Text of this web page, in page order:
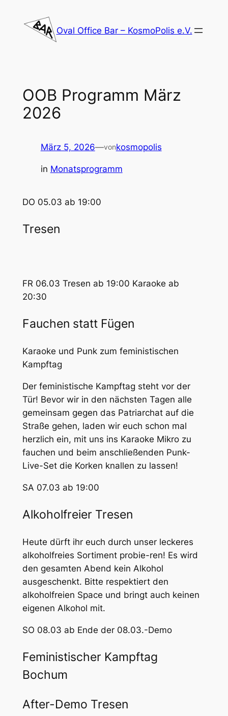
Inhalt
Oval Office Bar – KosmoPolis e.V.
OOB Programm März
2026
März 5, 2026—vonkosmopolis
in Monatsprogramm
DO 05.03 ab 19:00
Tresen
FR 06.03 Tresen ab 19:00 Karaoke ab
20:30
Fauchen statt Fügen
Karaoke und Punk zum feministischen
Kampftag
Der feministische Kampftag steht vor der
Tür! Bevor wir in den nächsten Tagen alle
gemeinsam gegen das Patriarchat auf die
Straße gehen, laden wir euch schon mal
herzlich ein, mit uns ins Karaoke Mikro zu
fauchen und beim anschließenden Punk-
Live-Set die Korken knallen zu lassen!
SA 07.03 ab 19:00
Alkoholfreier Tresen
Heute dürft ihr euch durch unser leckeres
alkoholfreies Sortiment probie-ren! Es wird
den gesamten Abend kein Alkohol
ausgeschenkt. Bitte respektiert den
alkoholfreien Space und bringt auch keinen
eigenen Alkohol mit.
SO 08.03 ab Ende der 08.03.-Demo
Feministischer Kampftag
Bochum
After-Demo Tresen